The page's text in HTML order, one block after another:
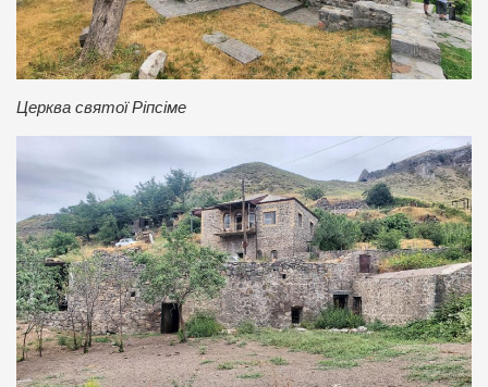
Церква святої Ріпсіме